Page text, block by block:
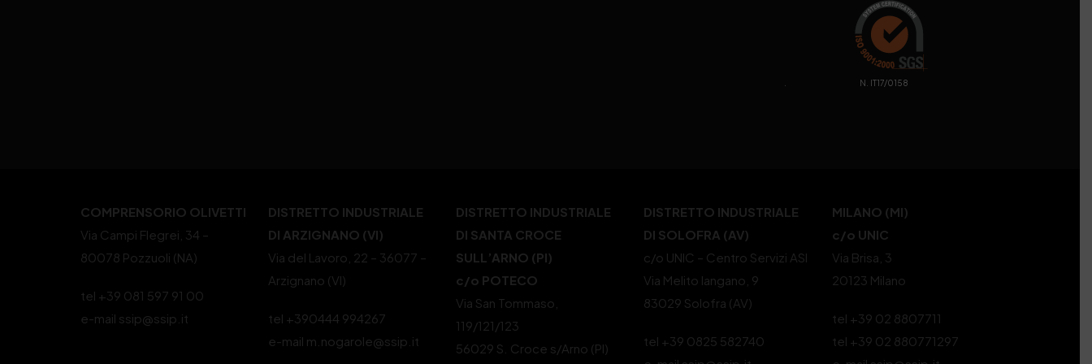
. N. IT17/0158
COMPRENSORIO OLIVETTI
Via Campi Flegrei, 34 –
80078 Pozzuoli (NA)
tel +39 081 597 91 00
e-mail ssip@ssip.it
DISTRETTO INDUSTRIALE
DI ARZIGNANO (VI)
Via del Lavoro, 22 – 36077 –
Arzignano (VI)
tel +390444 994267
e-mail m.nogarole@ssip.it
DISTRETTO INDUSTRIALE
DI SANTA CROCE
SULL’ARNO (PI)
c/o POTECO
Via San Tommaso,
119/121/123
56029 S. Croce s/Arno (PI)
DISTRETTO INDUSTRIALE
DI SOLOFRA (AV)
c/o UNIC – Centro Servizi ASI
Via Melito Iangano, 9
83029 Solofra (AV)
tel +39 0825 582740
MILANO (MI)
c/o UNIC
Via Brisa, 3
20123 Milano
tel +39 02 8807711
tel +39 02 880771297